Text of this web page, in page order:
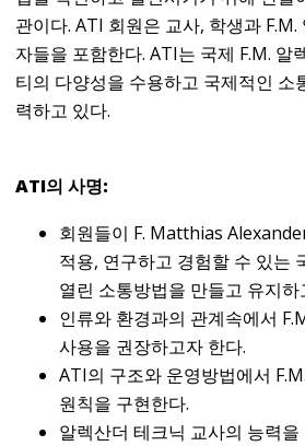
관이다. ATI 회원은 교사, 학생과
자들을 포함한다. ATI는 국제 F.M. 알
티의 다양성을 수용하고 국제적인 소
력하고 있다.
ATI의 사명:
회원들이 F. Matthias
적용, 연구하고 경험할 수 있는
열린 소통방법을 만들고 유지하
인류와 환경과의 관계속에서
사용을 권장하고자 한다.
ATI의 구조와 운영방법에서
원칙을 구현한다.
알렉산더 테크닉 교사의 능력